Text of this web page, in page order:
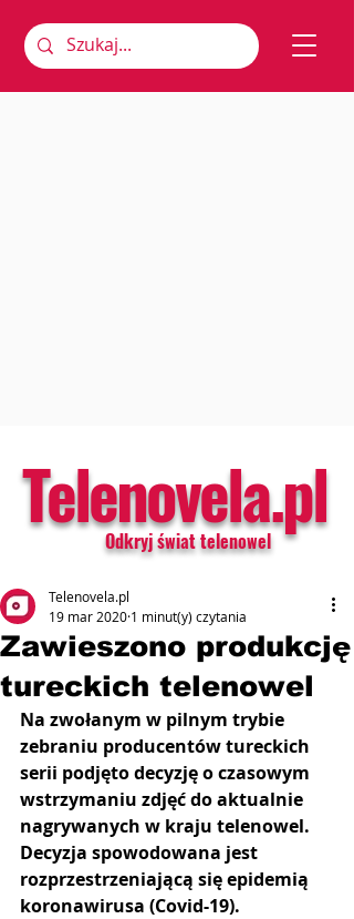
Telenovela.pl
Odkryj świat telenowel
Zawieszono produkcję
tureckich telenowel
Telenovela.pl
19 mar 2020 1 minut(y) czytania
Na zwołanym w pilnym trybie
zebraniu producentów tureckich
serii podjęto decyzję o czasowym
wstrzymaniu zdjęć do aktualnie
nagrywanych w kraju telenowel.
Decyzja spowodowana jest
rozprzestrzeniającą się epidemią
koronawirusa (Covid-19).